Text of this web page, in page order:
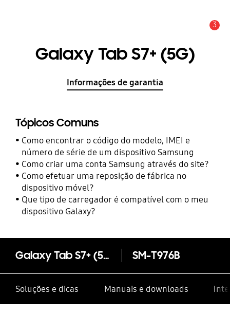
3
Galaxy Tab S7+ (5G)
Informações de garantia
Tópicos Comuns
Como encontrar o código do modelo, IMEI e
número de série de um dispositivo Samsung
Como criar uma conta Samsung através do site?
Como efetuar uma reposição de fábrica no
dispositivo móvel?
Que tipo de carregador é compatível com o meu
dispositivo Galaxy?
Galaxy Tab S7+ (5G) SM-T976B
Soluções e dicas Manuais e downloads